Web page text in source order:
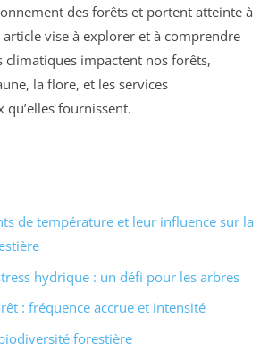
des forêts et portent atteinte à
article vise à explorer et à comprendre
climatiques impactent nos forêts,
la flore, et les services
fournissent.
de température et leur influence sur la
hydrique : un défi pour les arbres
: fréquence accrue et intensité
forestière